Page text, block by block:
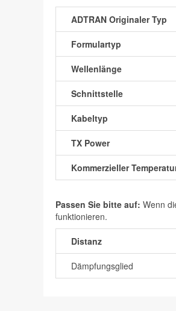
ADTRAN Originaler Typ
Formulartyp
Wellenlänge
Schnittstelle
Kabeltyp
TX Power
Kommerzieller
Passen Sie bitte auf: Wenn
funktionieren.
Distanz
Dämpfungsglied